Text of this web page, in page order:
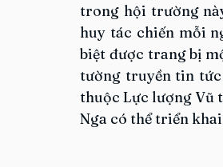
trong hội trường
huy tác chiến mỗi
biệt được trang bị
tường truyền tin
thuộc Lực lượng Vũ
Nga có thể triển